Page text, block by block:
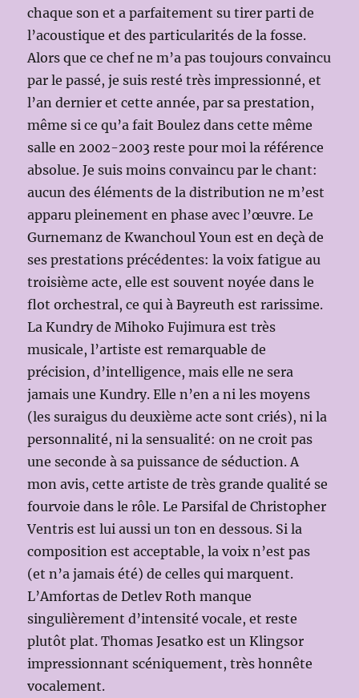
chaque son et a parfaitement su tirer parti de
l’acoustique et des particularités de la fosse.
Alors que ce chef ne m’a pas toujours convaincu
par le passé, je suis resté très impressionné, et
l’an dernier et cette année, par sa prestation,
même si ce qu’a fait Boulez dans cette même
salle en 2002-2003 reste pour moi la référence
absolue. Je suis moins convaincu par le chant:
aucun des éléments de la distribution ne m’est
apparu pleinement en phase avec l’œuvre. Le
Gurnemanz de Kwanchoul Youn est en deçà de
ses prestations précédentes: la voix fatigue au
troisième acte, elle est souvent noyée dans le
flot orchestral, ce qui à Bayreuth est rarissime.
La Kundry de Mihoko Fujimura est très
musicale, l’artiste est remarquable de
précision, d’intelligence, mais elle ne sera
jamais une Kundry. Elle n’en a ni les moyens
(les suraigus du deuxième acte sont criés), ni la
personnalité, ni la sensualité: on ne croit pas
une seconde à sa puissance de séduction. A
mon avis, cette artiste de très grande qualité se
fourvoie dans le rôle. Le Parsifal de Christopher
Ventris est lui aussi un ton en dessous. Si la
composition est acceptable, la voix n’est pas
(et n’a jamais été) de celles qui marquent.
L’Amfortas de Detlev Roth manque
singulièrement d’intensité vocale, et reste
plutôt plat. Thomas Jesatko est un Klingsor
impressionnant scéniquement, très honnête
vocalement.